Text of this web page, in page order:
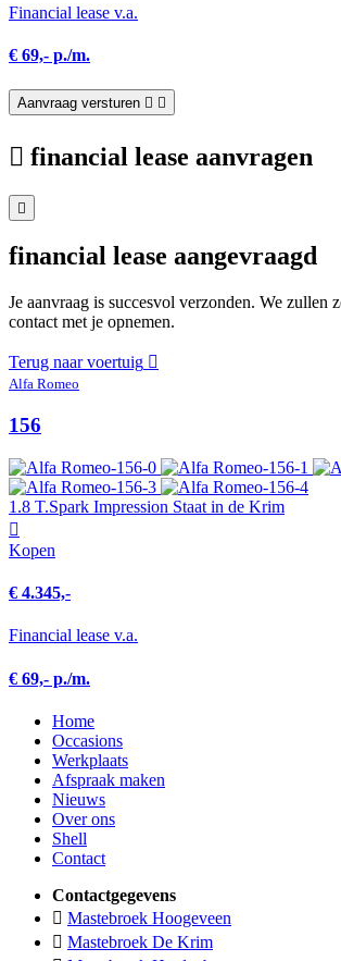
Financial lease v.a.
€ 69,- p./m.
Aanvraag versturen
financial lease aanvragen
financial lease aangevraagd
Je aanvraag is succesvol verzonden. We zullen
contact met je opnemen.
Terug naar voertuig
Alfa Romeo
156
1.8 T.Spark Impression Staat in de Krim
Kopen
€ 4.345,-
Financial lease v.a.
€ 69,- p./m.
Home
Occasions
Werkplaats
Afspraak maken
Nieuws
Over ons
Shell
Contact
Contactgegevens
Mastebroek Hoogeveen
Mastebroek De Krim